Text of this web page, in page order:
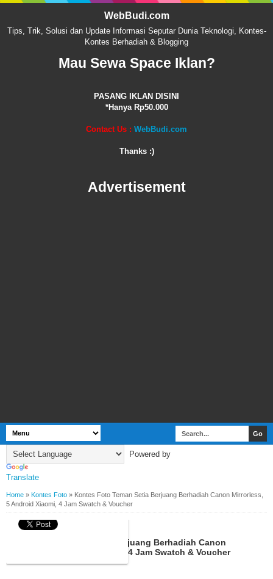
WebBudi.com
Tips, Trik, Solusi dan Update Informasi Seputar Dunia Teknologi, Kontes-
Kontes Berhadiah & Blogging
Mau Sewa Space Iklan?
PASANG IKLAN DISINI
*Hanya Rp50.000
Contact Us : WebBudi.com
Thanks :)
Advertisement
Powered by
Translate
Home » Kontes Foto » Kontes Foto Teman Setia Berjuang Berhadiah Canon Mirrorless,
5 Android Xiaomi, 4 Jam Swatch & Voucher
BYWEBBUDI.COM
Kontes Foto Teman Setia Berjuang Berhadiah Canon
Mirrorless, 5 Android Xiaomi, 4 Jam Swatch & Voucher